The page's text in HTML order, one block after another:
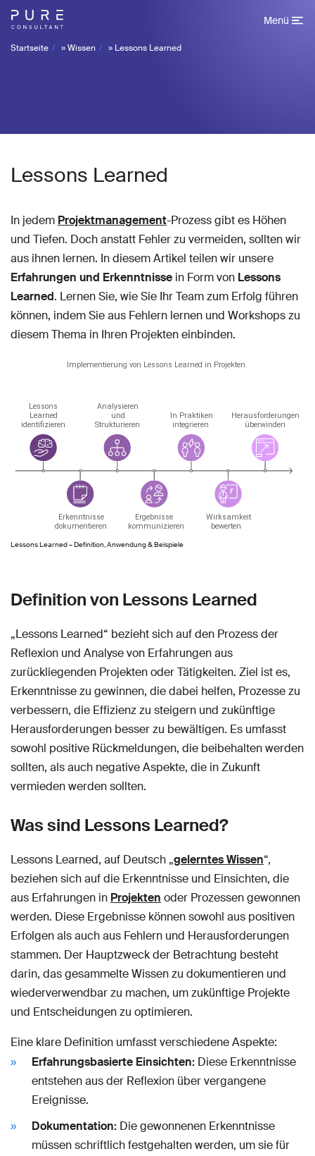
Menü
Startseite »Wissen » Lessons Learned
Lessons Learned
In jedem Projektmanagement-Prozess gibt es Höhen
und Tiefen. Doch anstatt Fehler zu vermeiden, sollten wir
aus ihnen lernen. In diesem Artikel teilen wir unsere
Erfahrungen und Erkenntnisse in Form von Lessons
Learned. Lernen Sie, wie Sie Ihr Team zum Erfolg führen
können, indem Sie aus Fehlern lernen und Workshops zu
diesem Thema in Ihren Projekten einbinden.
Lessons Learned – Definition, Anwendung & Beispiele
Definition von Lessons Learned
„Lessons Learned“ bezieht sich auf den Prozess der
Reflexion und Analyse von Erfahrungen aus
zurückliegenden Projekten oder Tätigkeiten. Ziel ist es,
Erkenntnisse zu gewinnen, die dabei helfen, Prozesse zu
verbessern, die Effizienz zu steigern und zukünftige
Herausforderungen besser zu bewältigen. Es umfasst
sowohl positive Rückmeldungen, die beibehalten werden
sollten, als auch negative Aspekte, die in Zukunft
vermieden werden sollten.
Was sind Lessons Learned?
Lessons Learned, auf Deutsch „gelerntes Wissen“,
beziehen sich auf die Erkenntnisse und Einsichten, die
aus Erfahrungen in Projekten oder Prozessen gewonnen
werden. Diese Ergebnisse können sowohl aus positiven
Erfolgen als auch aus Fehlern und Herausforderungen
stammen. Der Hauptzweck der Betrachtung besteht
darin, das gesammelte Wissen zu dokumentieren und
wiederverwendbar zu machen, um zukünftige Projekte
und Entscheidungen zu optimieren.
Eine klare Definition umfasst verschiedene Aspekte:
Erfahrungsbasierte Einsichten: Diese Erkenntnisse
entstehen aus der Reflexion über vergangene
Ereignisse.
Dokumentation: Die gewonnenen Erkenntnisse
müssen schriftlich festgehalten werden, um sie für